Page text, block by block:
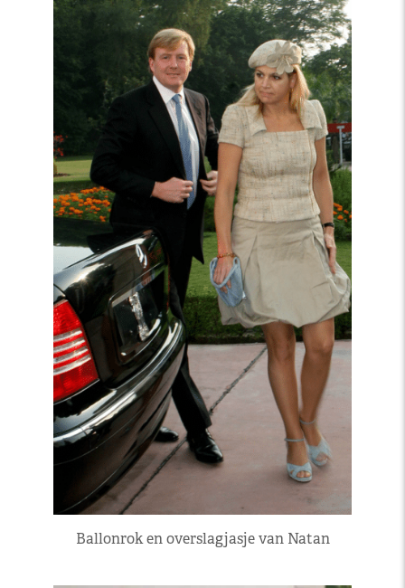
Ballonrok en overslagjasje van Natan